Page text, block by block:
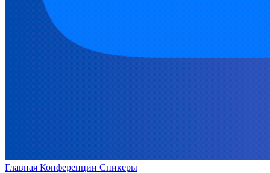
Главная Конференции Спикеры